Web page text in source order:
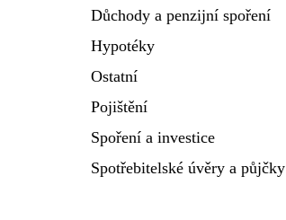
Důchody a penzijní spoření
Hypotéky
Ostatní
Pojištění
Spoření a investice
Spotřebitelské úvěry a půjčky